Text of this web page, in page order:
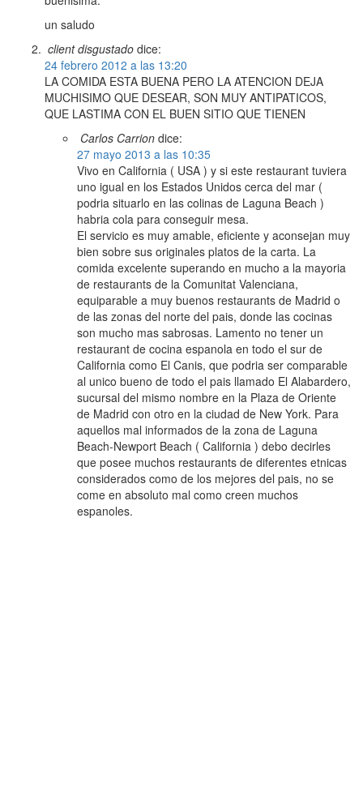
un saludo
client disgustado dice:
24 febrero 2012 a las 13:20
LA COMIDA ESTA BUENA PERO LA ATENCION DEJA
MUCHISIMO QUE DESEAR, SON MUY ANTIPATICOS,
QUE LASTIMA CON EL BUEN SITIO QUE TIENEN
Carlos Carrion dice:
27 mayo 2013 a las 10:35
Vivo en California ( USA ) y si este restaurant tuviera
uno igual en los Estados Unidos cerca del mar (
podria situarlo en las colinas de Laguna Beach )
habria cola para conseguir mesa.
El servicio es muy amable, eficiente y aconsejan muy
bien sobre sus originales platos de la carta. La
comida excelente superando en mucho a la mayoria
de restaurants de la Comunitat Valenciana,
equiparable a muy buenos restaurants de Madrid o
de las zonas del norte del pais, donde las cocinas
son mucho mas sabrosas. Lamento no tener un
restaurant de cocina espanola en todo el sur de
California como El Canis, que podria ser comparable
al unico bueno de todo el pais llamado El Alabardero,
sucursal del mismo nombre en la Plaza de Oriente
de Madrid con otro en la ciudad de New York. Para
aquellos mal informados de la zona de Laguna
Beach-Newport Beach ( California ) debo decirles
que posee muchos restaurants de diferentes etnicas
considerados como de los mejores del pais, no se
come en absoluto mal como creen muchos
espanoles.